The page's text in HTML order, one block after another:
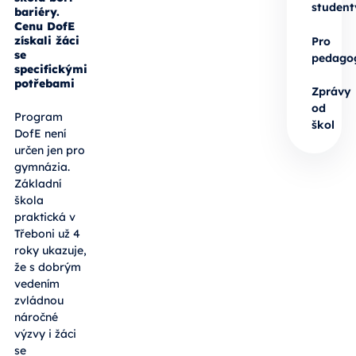
bariéry.
Cenu DofE
získali žáci
se
specifickými
potřebami
Program
DofE není
určen jen pro
gymnázia.
Základní
škola
praktická v
Třeboni už 4
roky ukazuje,
že s dobrým
vedením
zvládnou
náročné
výzvy i žáci
se
Pro
Zprávy
od
škol